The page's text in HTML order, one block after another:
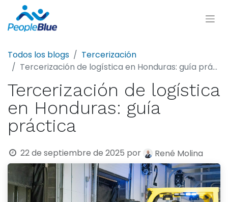
Todos los blogs
Tercerización
Tercerización de logística en Honduras: guía práctica
Tercerización de logística
en Honduras: guía
práctica
22 de septiembre de 2025 por René Molina